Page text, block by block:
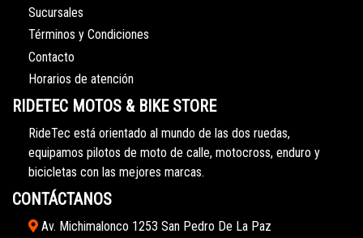
Sucursales
Términos y Condiciones
Contacto
Horarios de atención
RIDETEC MOTOS & BIKE STORE
RideTec está orientado al mundo de las dos ruedas,
equipamos pilotos de moto de calle, motocross, enduro y
bicicletas con las mejores marcas.
CONTÁCTANOS
Av. Michimalonco 1253 San Pedro De La Paz